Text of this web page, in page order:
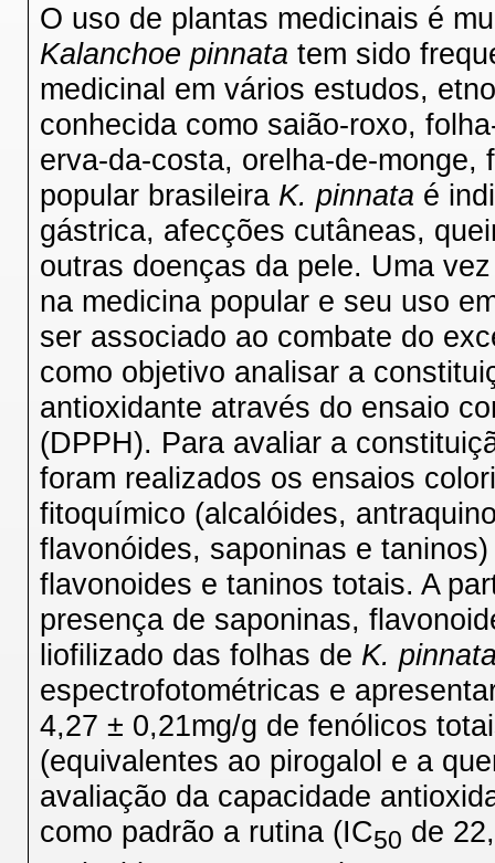
O uso de plantas medicinais é
Kalanchoe pinnata tem sido
medicinal em vários estudos,
conhecida como saião-roxo,
erva-da-costa, orelha-de-
popular brasileira K. pinnata é
gástrica, afecções cutâneas,
outras doenças da pele. Uma
na medicina popular e seu uso
ser associado ao combate do
como objetivo analisar a
antioxidante através do ensaio
(DPPH). Para avaliar a
foram realizados os ensaios
fitoquímico (alcalóides,
flavonóides, saponinas e
flavonoides e taninos totais. A
presença de saponinas,
liofilizado das folhas de K.
espectrofotométricas e
4,27 ± 0,21mg/g de fenólicos
(equivalentes ao pirogalol e a
avaliação da capacidade
como padrão a rutina (IC50 de